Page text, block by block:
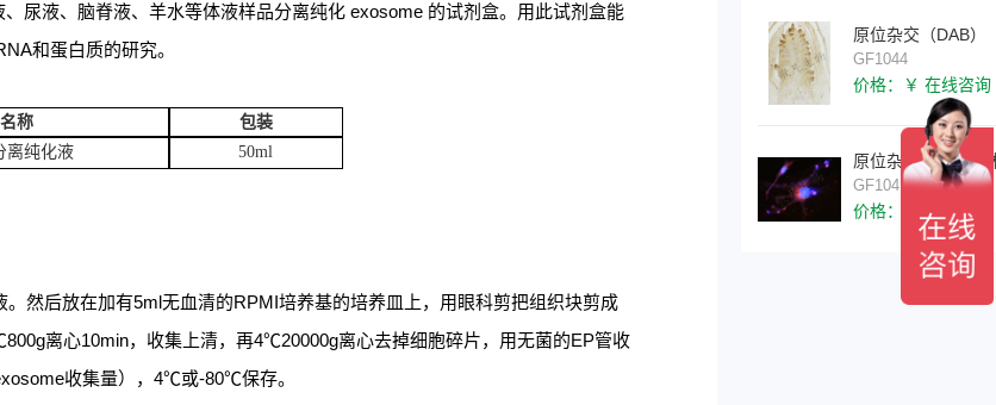
尿液、脑脊液、羊水等体液样品分离纯化 exosome 的试剂盒。用此试剂盒能
和蛋白质的研究。
称
包装
离纯化液 50ml
。然后放在加有5ml无血清的RPMI培养基的培养皿上，用眼科剪把组织块剪成
800g离心10min，收集上清，再4℃20000g离心去掉细胞碎片，用无菌的EP管收
收集量）， 4℃或-80℃保存。
原位杂交（DAB）
GF1044
价格：￥ 在线咨询
原位杂交（FISH双
GF1041
价格：￥ 在线咨询